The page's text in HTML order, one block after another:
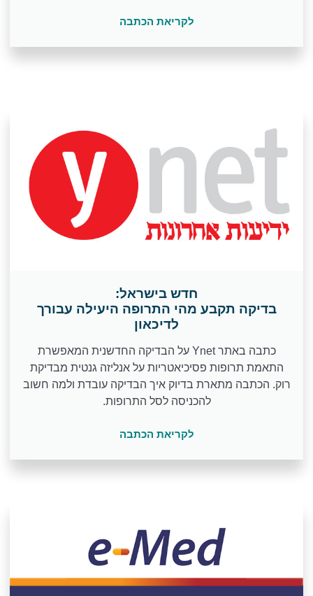
לקריאת הכתבה
חדש בישראל:
בדיקה תקבע מהי התרופה היעילה עבורך
לדיכאון
כתבה באתר Ynet על הבדיקה החדשנית המאפשרת
התאמת תרופות פסיכיאטריות על אנליזה גנטית מבדיקת
רוק. הכתבה מתארת בדיוק איך הבדיקה עובדת ולמה חשוב
להכניסה לסל התרופות.
לקריאת הכתבה